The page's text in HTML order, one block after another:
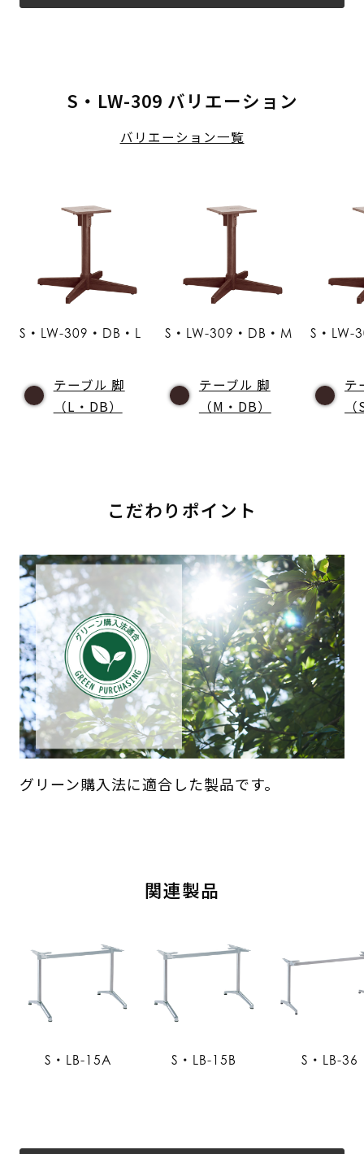
S・LW-309 バリエーション
バリエーション一覧
S・LW-309・DB・L
テーブル 脚
（L・DB）
S・LW-309・DB・M
テーブル 脚
（M・DB）
S・LW-
テ
こだわりポイント
グリーン購入法に適合した製品です。
関連製品
S・LB-15A S・LB-15B S・LB-36